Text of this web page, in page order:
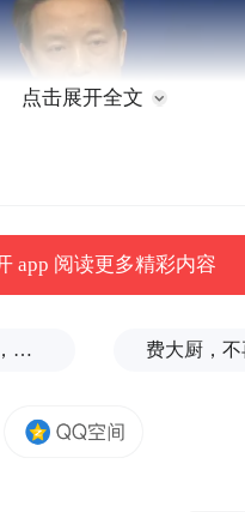
合作经济指导司
党的领导、丰富议
治理方法、强化县乡
纳，是针对乡村治理
点击展开全文
app 阅读更多精彩内容
房主任的塌房，一场“人设露馅”